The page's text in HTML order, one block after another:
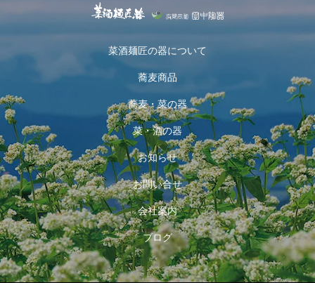
菜酒麺匠の器について
蕎麦商品
蕎麦・菜の器
菜・酒の器
お知らせ
お問い合せ
会社案内
ブログ